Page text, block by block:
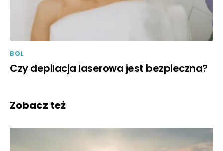
BOL
Czy depilacja laserowa jest bezpieczna?
Zobacz też